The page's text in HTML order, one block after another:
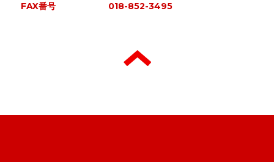
FAX番号 018-852-3495